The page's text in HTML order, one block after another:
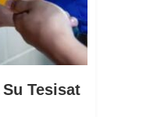
Su Tesisat